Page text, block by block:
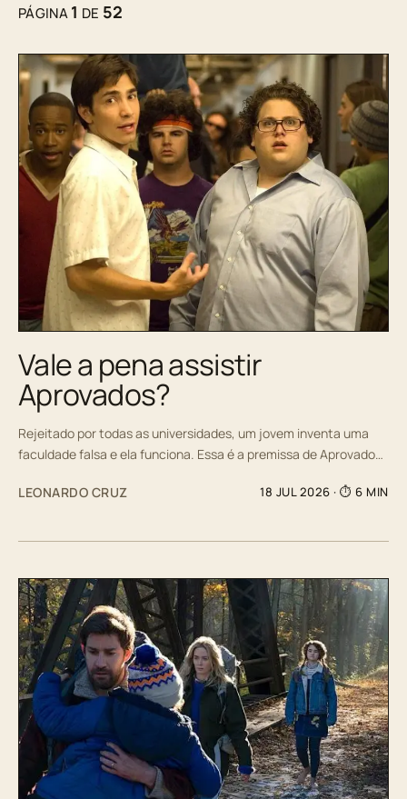
PÁGINA1 DE 52
Vale a pena assistir
Aprovados?
Rejeitado por todas as universidades, um jovem inventa uma
faculdade falsa e ela funciona. Essa é a premissa de Aprovado…
LEONARDO CRUZ 18 JUL 2026 · ⏱ 6 MIN